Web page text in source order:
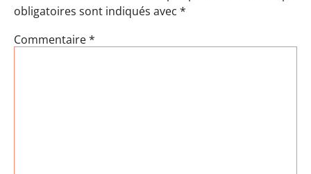
obligatoires sont indiqués avec *
Commentaire*